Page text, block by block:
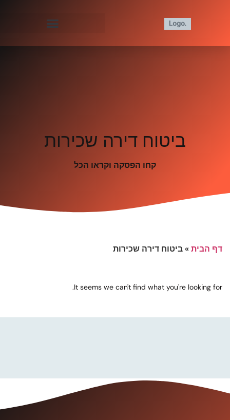
ביטוח דירה שכירות
קחו הפסקה וקראו הכל
דף הבית»ביטוח דירה שכירות
It seems we can't find what you're looking for.